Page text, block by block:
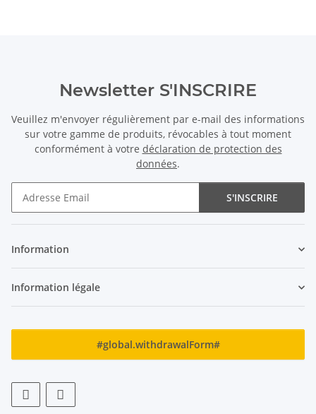
Newsletter S'INSCRIRE
Veuillez m'envoyer régulièrement par e-mail des informations
sur votre gamme de produits, révocables à tout moment
conformément à votre déclaration de protection des
données.
S'INSCRIRE
Information
Information légale
#global.withdrawalForm#